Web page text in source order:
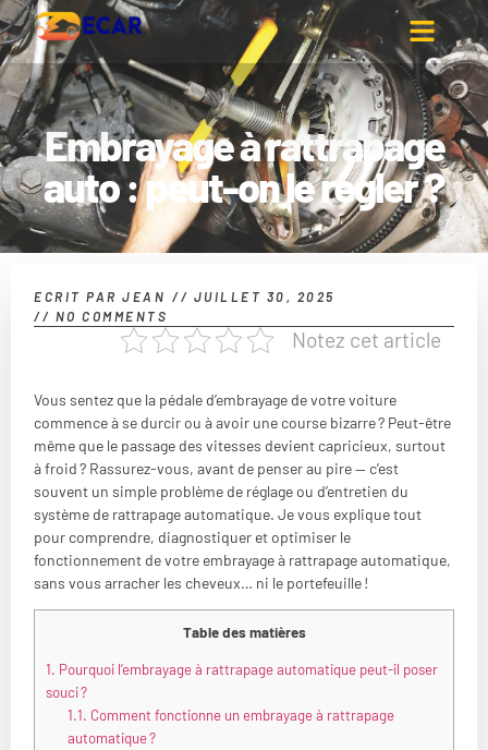
Embrayage à rattrapage
auto : peut-on le régler ?
ECRIT PAR JEAN // JUILLET 30, 2025
// NO COMMENTS
Notez cet article
Vous sentez que la pédale d’embrayage de votre voiture
commence à se durcir ou à avoir une course bizarre ? Peut-être
même que le passage des vitesses devient capricieux, surtout
à froid ? Rassurez-vous, avant de penser au pire — c’est
souvent un simple problème de réglage ou d’entretien du
système de rattrapage automatique. Je vous explique tout
pour comprendre, diagnostiquer et optimiser le
fonctionnement de votre embrayage à rattrapage automatique,
sans vous arracher les cheveux… ni le portefeuille !
Table des matières
1. Pourquoi l’embrayage à rattrapage automatique peut-il poser
souci ?
1.1. Comment fonctionne un embrayage à rattrapage
automatique ?